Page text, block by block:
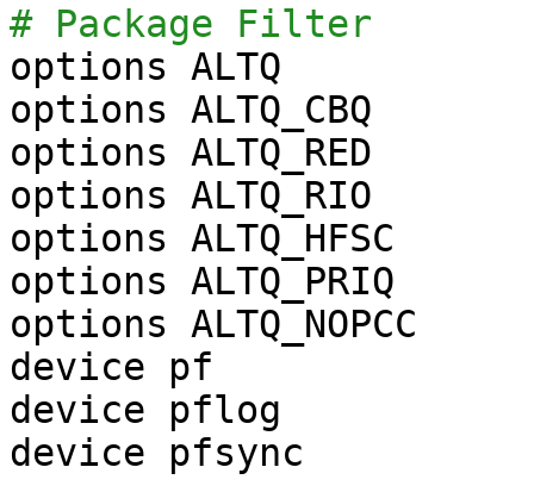
# Package Filter
options ALTQ
options ALTQ_CBQ
options ALTQ_RED
options ALTQ_RIO
options ALTQ_HFSC
options ALTQ_PRIQ
options ALTQ_NOPCC
device pf
device pflog
device pfsync